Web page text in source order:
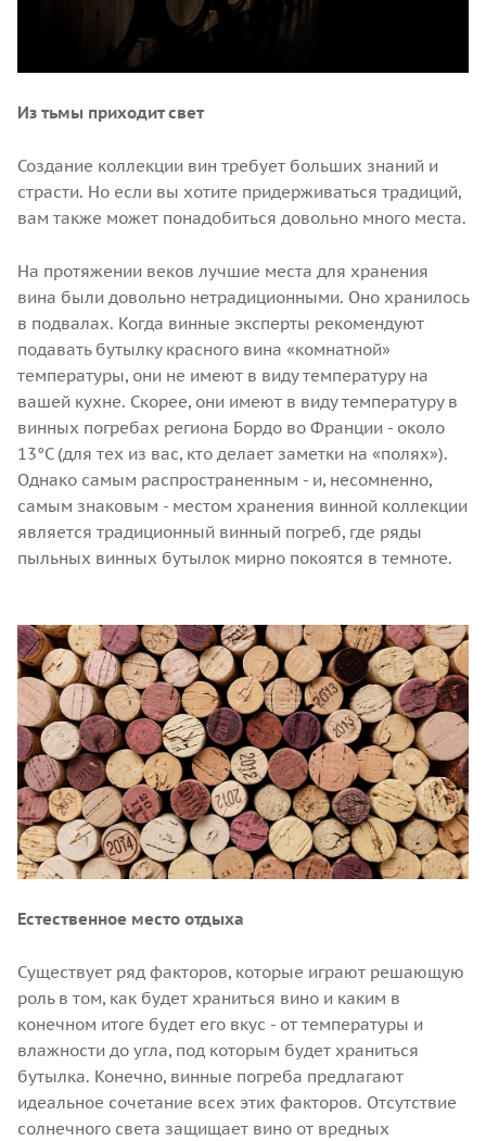
Из тьмы приходит свет
Создание коллекции вин требует больших знаний и
страсти. Но если вы хотите придерживаться традиций,
вам также может понадобиться довольно много места.
На протяжении веков лучшие места для хранения
вина были довольно нетрадиционными. Оно хранилось
в подвалах. Когда винные эксперты рекомендуют
подавать бутылку красного вина «комнатной»
температуры, они не имеют в виду температуру на
вашей кухне. Скорее, они имеют в виду температуру в
винных погребах региона Бордо во Франции - около
13°С (для тех из вас, кто делает заметки на «полях»).
Однако самым распространенным - и, несомненно,
самым знаковым - местом хранения винной коллекции
является традиционный винный погреб, где ряды
пыльных винных бутылок мирно покоятся в темноте.
Естественное место отдыха
Существует ряд факторов, которые играют решающую
роль в том, как будет храниться вино и каким в
конечном итоге будет его вкус - от температуры и
влажности до угла, под которым будет храниться
бутылка. Конечно, винные погреба предлагают
идеальное сочетание всех этих факторов. Отсутствие
солнечного света защищает вино от вредных